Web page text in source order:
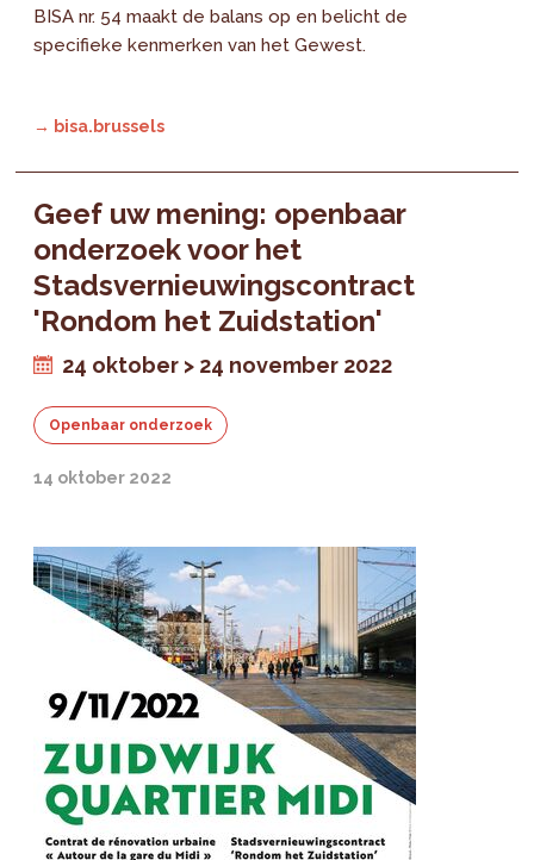
BISA nr. 54 maakt de balans op en belicht de
specifieke kenmerken van het Gewest.
→ bisa.brussels
Geef uw mening: openbaar
onderzoek voor het
Stadsvernieuwingscontract
'Rondom het Zuidstation'
24 oktober > 24 november 2022
Openbaar onderzoek
14 oktober 2022